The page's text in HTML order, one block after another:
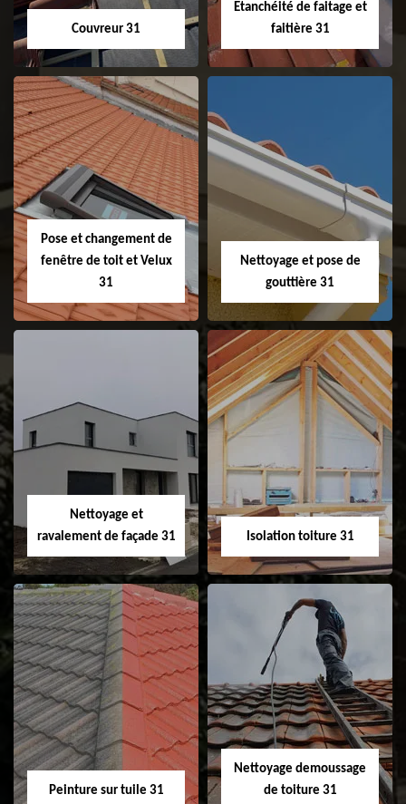
Couvreur 31
Couvreur 31
Etanchéité de faitage et
faitière 31
Etanchéité de
faitage et faitière
31
Pose et changement de
fenêtre de toit et Velux
31
Pose et
changement de
fenêtre de toit et
Velux 31
Nettoyage et pose de
gouttière 31
Nettoyage et pose
Nettoyage et
ravalement de façade 31
Nettoyage et
ravalement de
façade 31
Isolation toiture 31
Isolation toiture 31
Peinture sur tuile 31
Nettoyage demoussage
de toiture 31